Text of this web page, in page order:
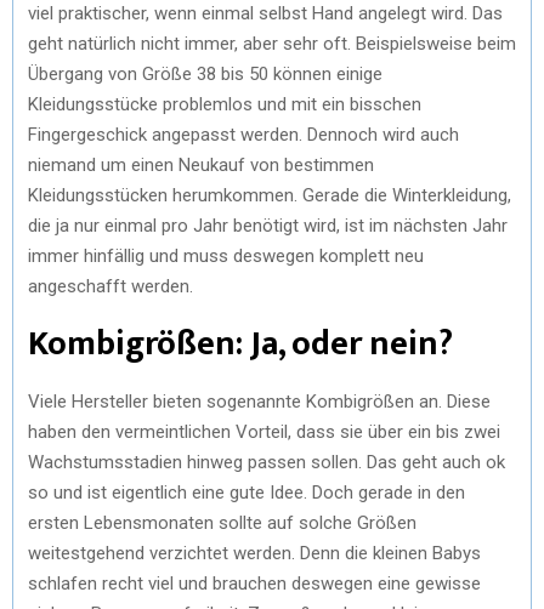
viel praktischer, wenn einmal selbst Hand angelegt wird. Das
geht natürlich nicht immer, aber sehr oft. Beispielsweise beim
Übergang von Größe 38 bis 50 können einige
Kleidungsstücke problemlos und mit ein bisschen
Fingergeschick angepasst werden. Dennoch wird auch
niemand um einen Neukauf von bestimmen
Kleidungsstücken herumkommen. Gerade die Winterkleidung,
die ja nur einmal pro Jahr benötigt wird, ist im nächsten Jahr
immer hinfällig und muss deswegen komplett neu
angeschafft werden.
Kombigrößen: Ja, oder nein?
Viele Hersteller bieten sogenannte Kombigrößen an. Diese
haben den vermeintlichen Vorteil, dass sie über ein bis zwei
Wachstumsstadien hinweg passen sollen. Das geht auch ok
so und ist eigentlich eine gute Idee. Doch gerade in den
ersten Lebensmonaten sollte auf solche Größen
weitestgehend verzichtet werden. Denn die kleinen Babys
schlafen recht viel und brauchen deswegen eine gewisse